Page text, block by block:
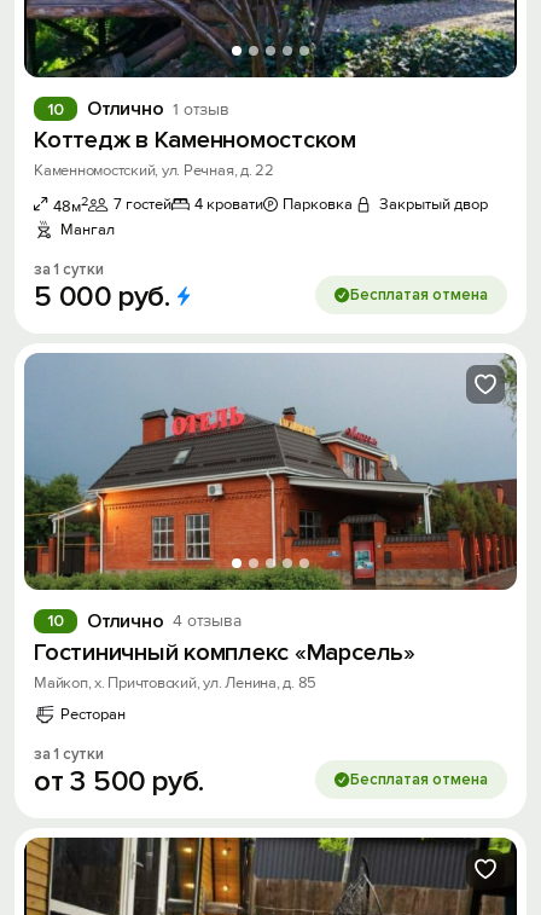
Отлично 1 отзыв
10
Коттедж в Каменномостском
Каменномостский, ул. Речная, д. 22
48м2 7 гостей 4 кровати Парковка
Закрытый двор
Мангал
за 1 сутки
5 000 руб. Бесплатая отмена
Отлично 4 отзыва
10
Гостиничный комплекс «Марсель»
Майкоп, х. Причтовский, ул. Ленина, д. 85
Ресторан
за 1 сутки
от3 500 руб. Бесплатая отмена